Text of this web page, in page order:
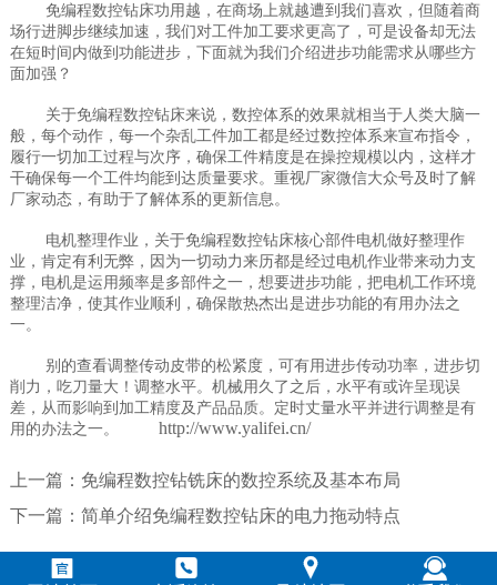
免编程数控钻床功用越，在商场上就越遭到我们喜欢，但随着商
场行进脚步继续加速，我们对工件加工要求更高了，可是设备却无法
在短时间内做到功能进步，下面就为我们介绍进步功能需求从哪些方
面加强？
关于免编程数控钻床来说，数控体系的效果就相当于人类大脑一
般，每个动作，每一个杂乱工件加工都是经过数控体系来宣布指令，
履行一切加工过程与次序，确保工件精度是在操控规模以内，这样才
干确保每一个工件均能到达质量要求。重视厂家微信大众号及时了解
厂家动态，有助于了解体系的更新信息。
电机整理作业，关于免编程数控钻床核心部件电机做好整理作
业，肯定有利无弊，因为一切动力来历都是经过电机作业带来动力支
撑，电机是运用频率是多部件之一，想要进步功能，把电机工作环境
整理洁净，使其作业顺利，确保散热杰出是进步功能的有用办法之
一。
别的查看调整传动皮带的松紧度，可有用进步传动功率，进步切
削力，吃刀量大！调整水平。机械用久了之后，水平有或许呈现误
差，从而影响到加工精度及产品品质。定时丈量水平并进行调整是有
用的办法之一。 http://www.yalifei.cn/
上一篇： 免编程数控钻铣床的数控系统及基本布局
下一篇： 简单介绍免编程数控钻床的电力拖动特点
   